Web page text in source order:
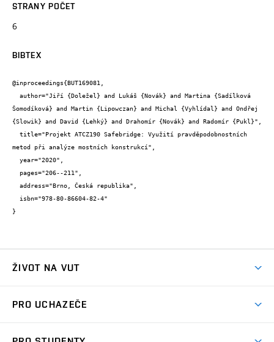
STRANY POČET
6
BIBTEX
@inproceedings{BUT169081,
Šomodíková} and Martin {Lipowczan} and Michal {Vyhlídal} and Ondřej
{Slowik} and David {Lehký} and Drahomír {Novák} and Radomír {Pukl}",
metod při analýze mostních konstrukcí",
}
ŽIVOT NA VUT
Koleje
PRO UCHAZEČE